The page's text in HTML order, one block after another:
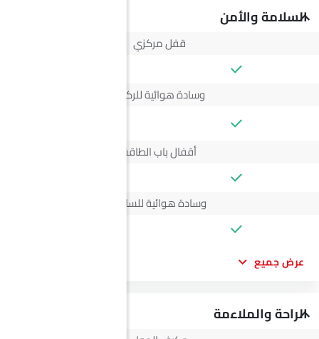
السلامة والأمن
قفل مركزي
وسادة هوائية للركاب
أقفال باب الطاقة
وسادة هوائية للسائق
عرض جميع
الراحة والملاءمة